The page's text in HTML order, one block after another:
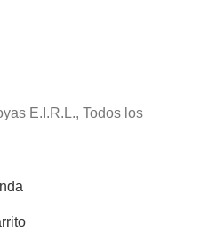
E.I.R.L., Todos los